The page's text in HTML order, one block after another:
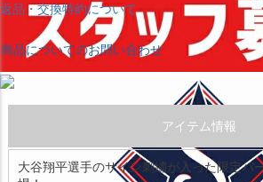
返品・交換特約について
商品についてのお問い合わせ
アイテム情報
大谷翔平選手のサイン刺繍が入った限定バ